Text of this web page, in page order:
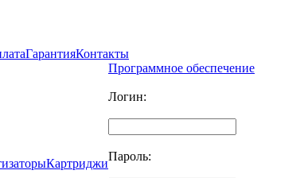
ГарантияКонтакты
Картриджи
Программное обеспечение
Логин:
Пароль: